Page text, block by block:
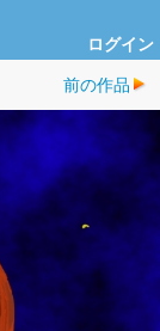
ログイン
前の作品